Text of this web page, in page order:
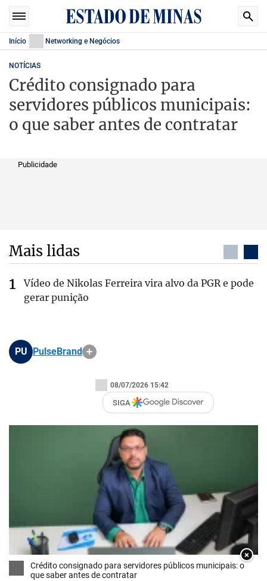
Início Networking e Negócios
NOTÍCIAS
Crédito consignado para
servidores públicos municipais:
o que saber antes de contratar
Publicidade
Mais lidas
Vídeo de Nikolas Ferreira vira alvo da PGR e pode
gerar punição
PU PulseBrand
08/07/2026 15:42
SIGA
×
Crédito consignado para servidores públicos municipais: o
que saber antes de contratar